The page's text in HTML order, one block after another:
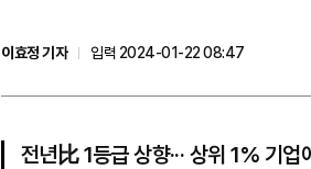
이효정 기자
입력 2024-01-22 08:47
전년比 1등급 상향··· 상위 1% 기업